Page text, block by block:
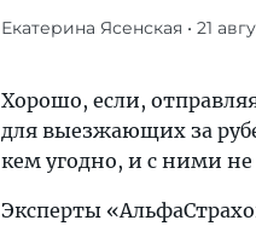
Журнал/
переломы
и
плохая
главные
Екатерина Ясенская • 21
Хорошо, если,
для выезжающих за
кем угодно, и с ними
Эксперты